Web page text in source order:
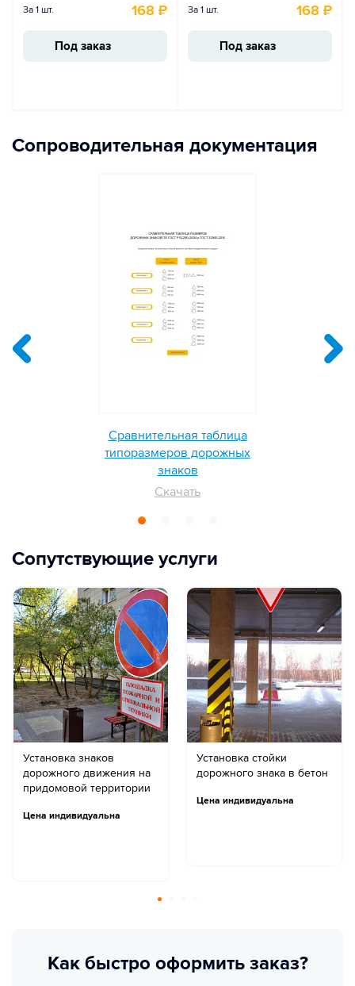
За 1 шт. 168 ₽
Под заказ
За 1 шт. 168 ₽
Под заказ
Сопроводительная документация
Сравнительная таблица
типоразмеров дорожных
знаков
Скачать
Сопутствующие услуги
Установка знаков
дорожного движения на
придомовой территории
Цена индивидуальна
Установка стойки
дорожного знака в бетон
Цена индивидуальна
Как быстро оформить заказ?